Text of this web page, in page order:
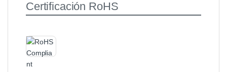
Certificación RoHS